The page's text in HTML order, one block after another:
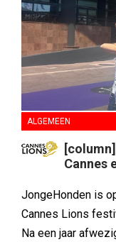
ALGEMEEN
Cannes
JongeHonden is
Cannes Lions
Na een jaar